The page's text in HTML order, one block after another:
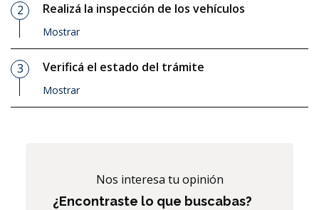
Paso
2 Realizá la inspección de los vehículos
Mostrar
Paso
3 Verificá el estado del trámite
Mostrar
Nos interesa tu opinión
¿Encontraste lo que buscabas?